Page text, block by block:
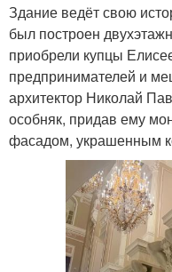
Здание ведёт свою
был построен
приобрели купцы
предпринимателей и
архитектор Николай
особняк, придав ему
фасадом, украшенным